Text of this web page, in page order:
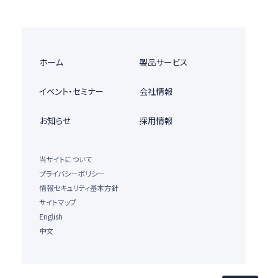
ホーム 製品サービス
イベント・セミナー 会社情報
お知らせ 採用情報
当サイトについて
プライバシーポリシー
情報セキュリティ基本方針
サイトマップ
English
中文